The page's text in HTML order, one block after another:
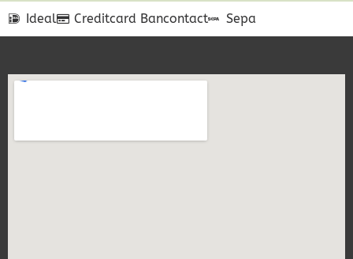
Ideal Creditcard Bancontact Sepa